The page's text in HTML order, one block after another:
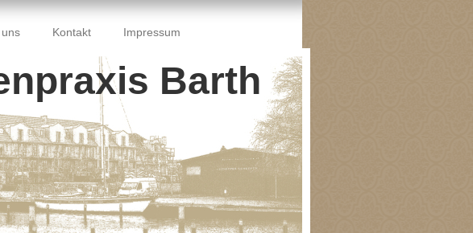
Kontakt Impressum
Barth